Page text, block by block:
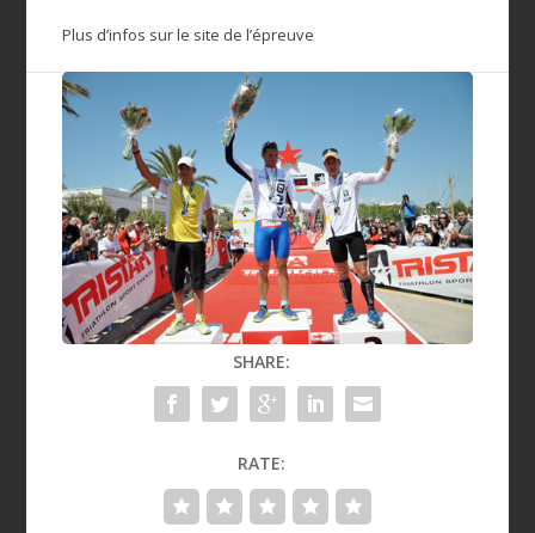
Plus d’infos sur le site de l’épreuve
SHARE:
RATE: